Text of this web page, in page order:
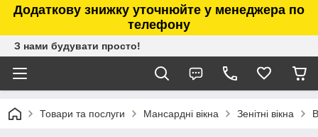
Додаткову знижку уточнюйте у менеджера по
телефону
З нами будувати просто!
Товари та послуги Мансардні вікна Зенітні вікна